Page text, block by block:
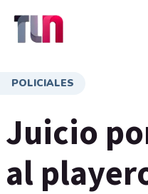
POLICIALES
Juicio
al